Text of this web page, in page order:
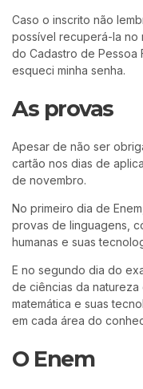
Caso o inscrito não
possível recuperá-la no
do Cadastro de Pessoa
esqueci minha senha.
As provas
Apesar de não ser
cartão nos dias de
de novembro.
No primeiro dia de
provas de linguagens,
humanas e suas
E no segundo dia do
de ciências da natureza
matemática e suas
em cada área do
O Enem